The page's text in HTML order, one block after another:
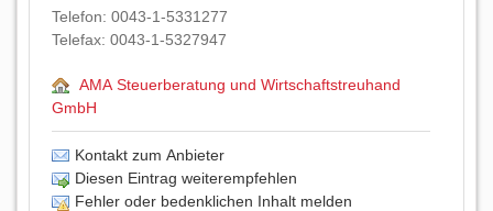
Telefon: 0043-1-5331277
Telefax: 0043-1-5327947
AMA Steuerberatung und Wirtschaftstreuhand
GmbH
Kontakt zum Anbieter
Diesen Eintrag weiterempfehlen
Fehler oder bedenklichen Inhalt melden